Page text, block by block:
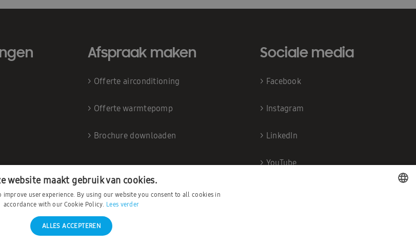
Afspraak maken
> Offerte airconditioning
> Offerte warmtepomp
> Brochure downloaden
Sociale media
> Facebook
> Instagram
> LinkedIn
>YouTube
website maakt gebruik van cookies.
improve user experience. By using our website you consent to all cookies in
accordance with our Cookie Policy. Lees verder
ALLES ACCEPTEREN